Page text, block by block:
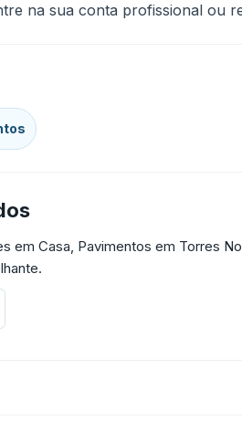
na sua conta profissional ou
em Casa, Pavimentos em Torres